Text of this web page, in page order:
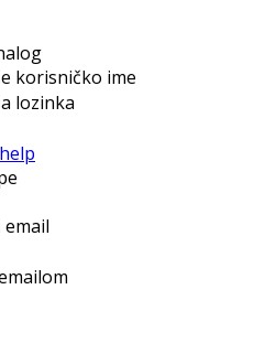
korisničko ime
lozinka
email